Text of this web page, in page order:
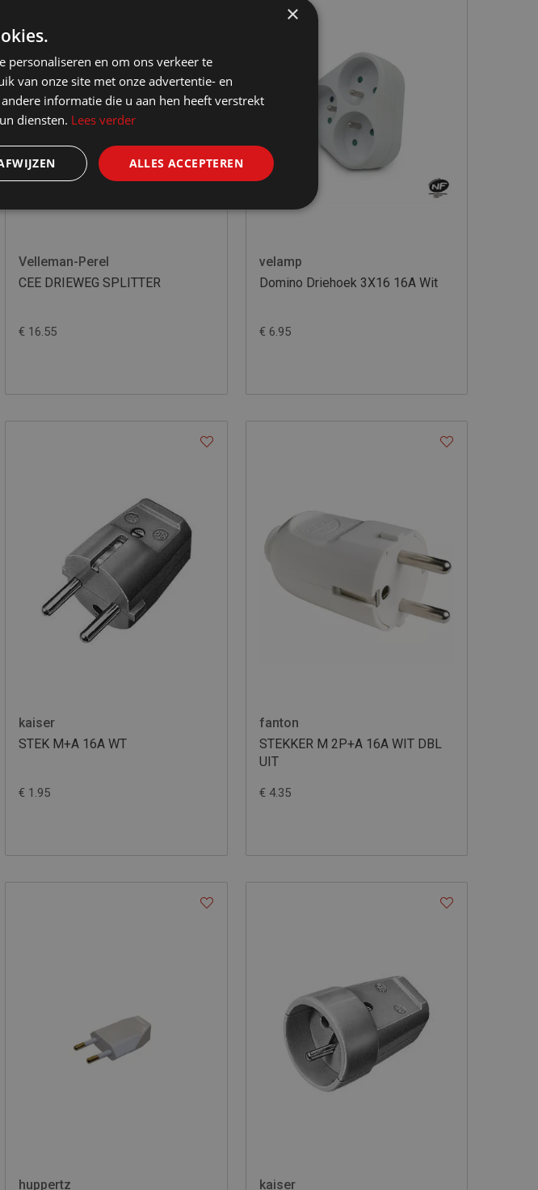
Velleman-Perel
CEE DRIEWEG SPLITTER
€ 16.55
velamp
Domino Driehoek 3X16 16A Wit
€ 6.95
kaiser
STEK M+A 16A WT
€ 1.95
fanton
STEKKER M 2P+A 16A WIT DBL
UIT
€ 4.35
huppertz kaiser
×
personaliseren en om ons verkeer te
van onze site met onze advertentie- en
informatie die u aan hen heeft verstrekt
diensten. Lees verder
ALLES ACCEPTEREN